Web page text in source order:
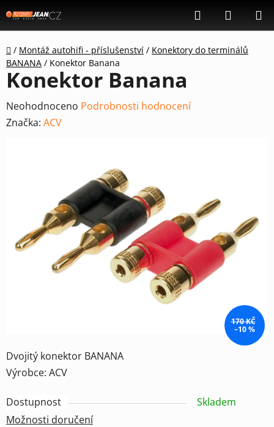
na
obsah
Hledat
KOŠÍK
Domů
/ Montáž autohifi - příslušenství / Konektory do terminálů
BANANA / Konektor Banana
Dvojitý konektor BANANA
Výrobce: ACV
Dostupnost
Skladem
Možnosti doručení
Konektor Banana
Průměrné
hodnocení
hvězdiček.
Neohodnoceno Podrobnosti hodnocení
Značka: ACV
170 KČ
–10 %